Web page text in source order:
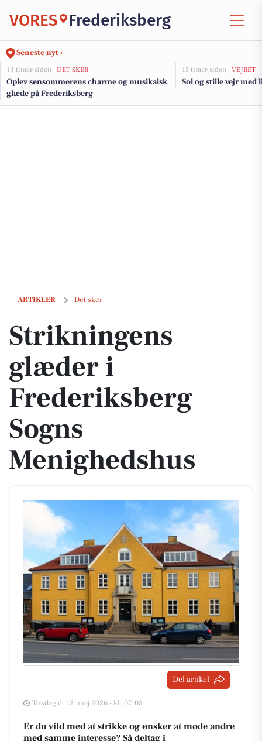
VORES Frederiksberg
Seneste nyt ›
13 timer siden | DET SKER
Oplev sensommerens charme og musikalsk
glæde på Frederiksberg
15 timer siden | VEJRET
Sol og stille vejr med
ARTIKLER Det sker
Strikningens glæder i Frederiksberg Sogns Menighedshus
Strikningens
glæder i
Frederiksberg
Sogns
Menighedshus
Del artikel
Tirsdag d. 12. maj 2026 - kl. 07:05
Er du vild med at strikke og ønsker at møde andre
med samme interesse? Så deltag i